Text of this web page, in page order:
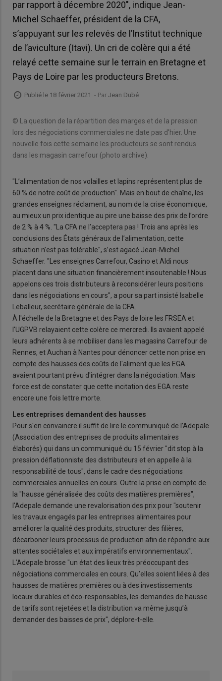
par rapport à décembre 2020", indique Jean-
Michel Schaeffer, président de la CFA,
s’appuyant sur les relevés de l’Institut technique
de l’aviculture (Itavi). Un cri de colère qui a été
relayé cette semaine sur le terrain en Bretagne et
Pays de Loire par les producteurs Bretons.
Publié le 18 février 2021 - Par Jean Dubé
© La question de la répartition des marges et de la pression
lors des négociations commerciales ne date pas d'hier. Une
nouvelle fois cette semaine les producteurs se sont rendus
dans les magasin carrefour (photo archive).
"L’alimentation de nos volailles et lapins représentent plus de
60 % de notre coût de production". Mais en bout de chaîne, les
grandes enseignes réclament, au nom de la crise économique,
au mieux un prix identique au pire une baisse des prix de l’ordre
de 2 % à 4 %. "La CFA ne l’acceptera pas ! Trois ans après les
conclusions des États généraux de l’alimentation, cette
situation n’est pas tolérable", s’est agacé Jean-Michel
Schaeffer. "Les enseignes Carrefour, Casino et Aldi nous
placent dans une situation financièrement insoutenable ! Nous
appelons ces trois distributeurs à reconsidérer leurs positions
dans les négociations en cours", a pour sa part insisté Isabelle
Leballeur, secrétaire générale de la CFA.
À l'échelle de la Bretagne et des Pays de loire les FRSEA et
l'UGPVB relayaient cette colère ce mercredi. Ils avaient appelé
leurs adhérents à se mobiliser dans les magasins Carrefour de
Rennes, et Auchan à Nantes pour dénoncer cette non prise en
compte des hausses des coûts de l'aliment que les EGA
avaient pourtant prévu d'intégrer dans la négociation. Mais
force est de constater que cette incitation des EGA reste
encore une fois lettre morte.
Les entreprises demandent des hausses
Pour s'en convaincre il suffit de lire le communiqué de l’Adepale
(Association des entreprises de produits alimentaires
élaborés) qui dans un communiqué du 15 février "dit stop à la
pression déflationniste des distributeurs et en appelle à la
responsabilité de tous", dans le cadre des négociations
commerciales annuelles en cours. Outre la prise en compte de
la "hausse généralisée des coûts des matières premières",
l’Adepale demande une revalorisation des prix pour "soutenir
les travaux engagés par les entreprises alimentaires pour
améliorer la qualité des produits, structurer des filières,
décarboner leurs processus de production afin de répondre aux
attentes sociétales et aux impératifs environnementaux".
L’Adepale brosse "un état des lieux très préoccupant des
négociations commerciales en cours. Qu’elles soient liées à des
hausses de matières premières ou à des investissements
locaux durables et éco-responsables, les demandes de hausse
de tarifs sont rejetées et la distribution va même jusqu’à
demander des baisses de prix", déplore-t-elle.